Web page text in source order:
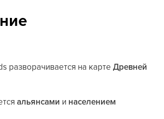
разворачивается на картеДревней
альянсами и населением